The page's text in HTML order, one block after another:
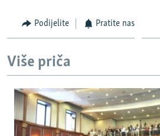
Podijelite Pratite nas
Više priča